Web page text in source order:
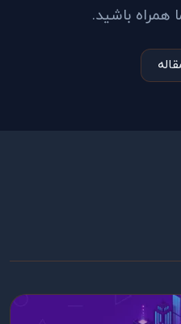
همراه باشید.